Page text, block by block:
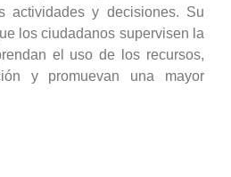
actividades y decisiones. Su
los ciudadanos supervisen la
el uso de los recursos,
y promuevan una mayor